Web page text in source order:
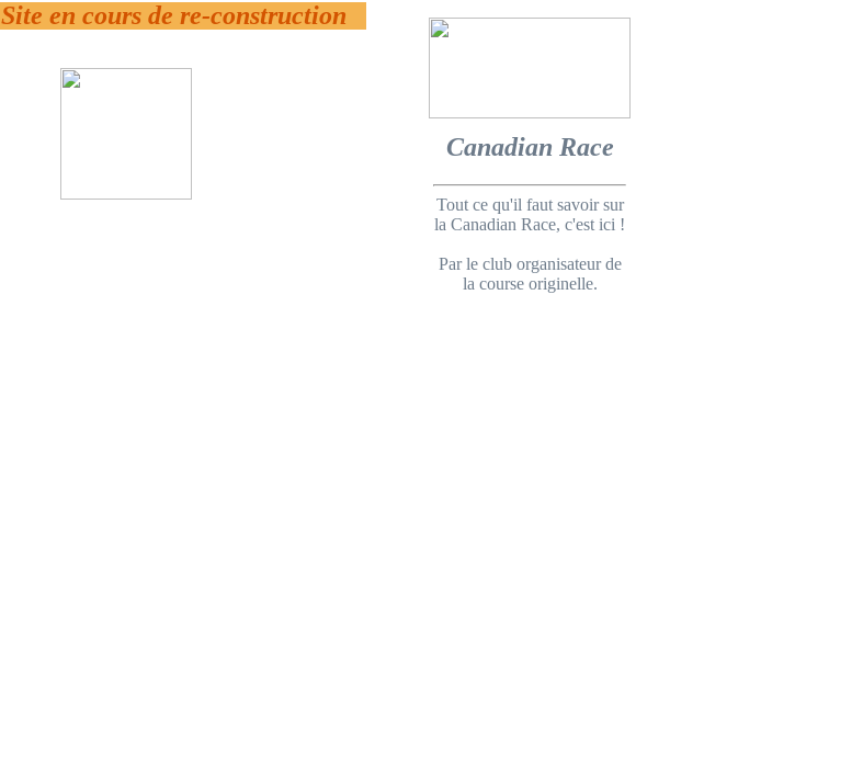
Site en cours de re-construction
Canadian Race
Tout ce qu'il faut savoir sur
la Canadian Race, c'est ici !
Par le club organisateur de
la course originelle.